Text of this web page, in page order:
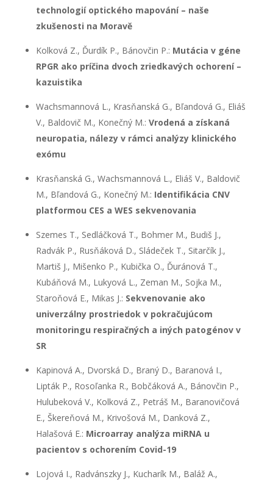
technologií optického mapování – naše
zkušenosti na Moravě
Kolková Z., Ďurdík P., Bánovčin P.: Mutácia v géne
RPGR ako príčina dvoch zriedkavých ochorení –
kazuistika
Wachsmannová L., Krasňanská G., Bľandová G., Eliáš
V., Baldovič M., Konečný M.: Vrodená a získaná
neuropatia, nálezy v rámci analýzy klinického
exómu
Krasňanská G., Wachsmannová L., Eliáš V., Baldovič
M., Bľandová G., Konečný M.: Identifikácia CNV
platformou CES a WES sekvenovania
Szemes T., Sedláčková T., Bohmer M., Budiš J.,
Radvák P., Rusňáková D., Sládeček T., Sitarčík J.,
Martiš J., Mišenko P., Kubička O., Ďuránová T.,
Kubáňová M., Lukyová L., Zeman M., Sojka M.,
Staroňová E., Mikas J.: Sekvenovanie ako
univerzálny prostriedok v pokračujúcom
monitoringu respiračných a iných patogénov v
SR
Kapinová A., Dvorská D., Braný D., Baranová I.,
Lipták P., Rosoľanka R., Bobčáková A., Bánovčin P.,
Hulubeková V., Kolková Z., Petráš M., Baranovičová
E., Škereňová M., Krivošová M., Danková Z.,
Halašová E.: Microarray analýza miRNA u
pacientov s ochorením Covid-19
Lojová I., Radvánszky J., Kucharík M., Baláž A.,